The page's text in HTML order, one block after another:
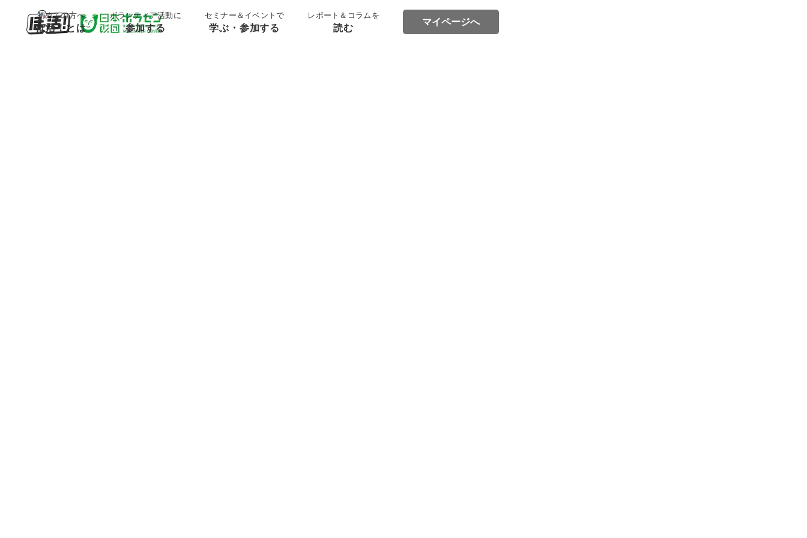
初めての方へ
ぼ活！とは
ボランティア活動に
参加する
セミナー＆イベントで
学ぶ・参加する
レポート＆コラムを
読む
マイページへ